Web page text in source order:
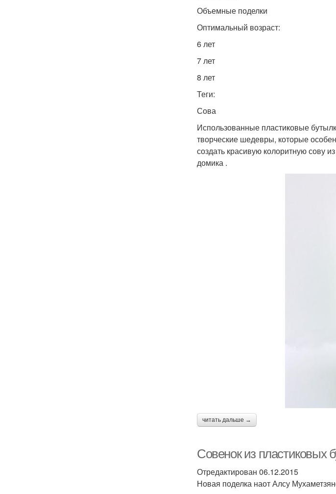
Объемные поделки
Оптимальный возраст:
6 лет
7 лет
8 лет
Теги:
Сова
Использованные пластиковые
творческие шедевры, которые
создать красивую колоритную сову
домика .
читать дальше →
Совенок из пластиковых
Отредактирован 06.12.2015
Новая поделка наот Алсу